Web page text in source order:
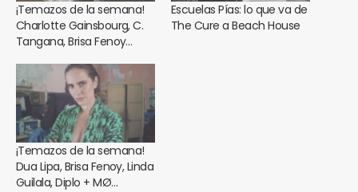
¡Temazos de la semana!
Charlotte Gainsbourg, C.
Tangana, Brisa Fenoy…
Escuelas Pías: lo que va de
The Cure a Beach House
¡Temazos de la semana!
Dua Lipa, Brisa Fenoy, Linda
Guilala, Diplo + MØ…